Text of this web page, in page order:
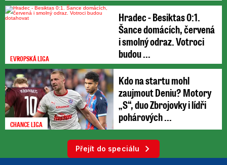
EVROPSKÁ LIGA
Hradec - Besiktas 0:1.
Šance domácích, červená
i smolný odraz. Votroci
budou ...
CHANCE LIGA
Kdo na startu mohl
zaujmout Deniu? Motory
„S“, duo Zbrojovky i lídři
pohárových ...
Přejít do speciálu